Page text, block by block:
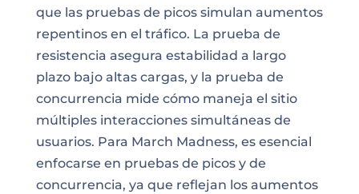
que las pruebas de picos simulan aumentos
repentinos en el tráfico. La prueba de
resistencia asegura estabilidad a largo
plazo bajo altas cargas, y la prueba de
concurrencia mide cómo maneja el sitio
múltiples interacciones simultáneas de
usuarios. Para March Madness, es esencial
enfocarse en pruebas de picos y de
concurrencia, ya que reflejan los aumentos